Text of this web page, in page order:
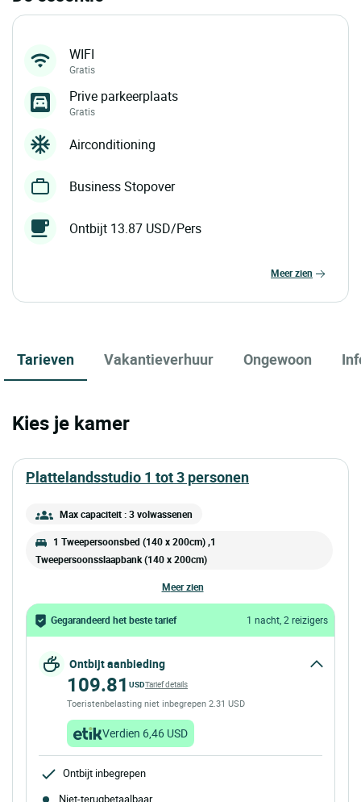
WIFI
Gratis
Prive parkeerplaats
Gratis
Airconditioning
Business Stopover
Ontbijt 13.87 USD/Pers
meer zien
Tarieven Vakantieverhuur Ongewoon
Kies je kamer
plattelandsstudio 1 tot 3 personen
Max capaciteit : 3 volwassenen
1 Tweepersoonsbed (140 x 200cm) ,1
Tweepersoonsslaapbank (140 x 200cm)
meer zien
Gegarandeerd het beste tarief 1 nacht, 2 reizigers
Ontbijt aanbieding
109.81 USDTarief details
Toeristenbelasting niet inbegrepen 2.31 USD
Verdien 6,46 USD
Ontbijt inbegrepen
Niet-terugbetaalbaar